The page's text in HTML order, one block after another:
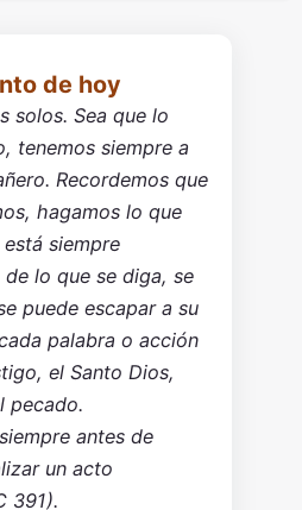
de hoy
solos. Sea que lo
tenemos siempre a
Recordemos que
hagamos lo que
siempre
lo que se diga, se
puede escapar a su
palabra o acción
el Santo Dios,
pecado.
antes de
un acto
391).